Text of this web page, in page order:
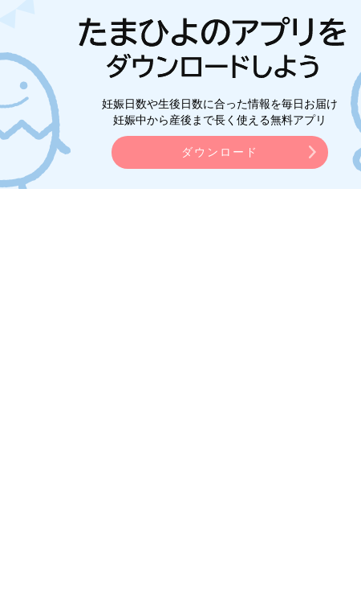
妊娠日数や生後日数に合った情報を毎日お届け
妊娠中から産後まで長く使える無料アプリ
ダウンロード